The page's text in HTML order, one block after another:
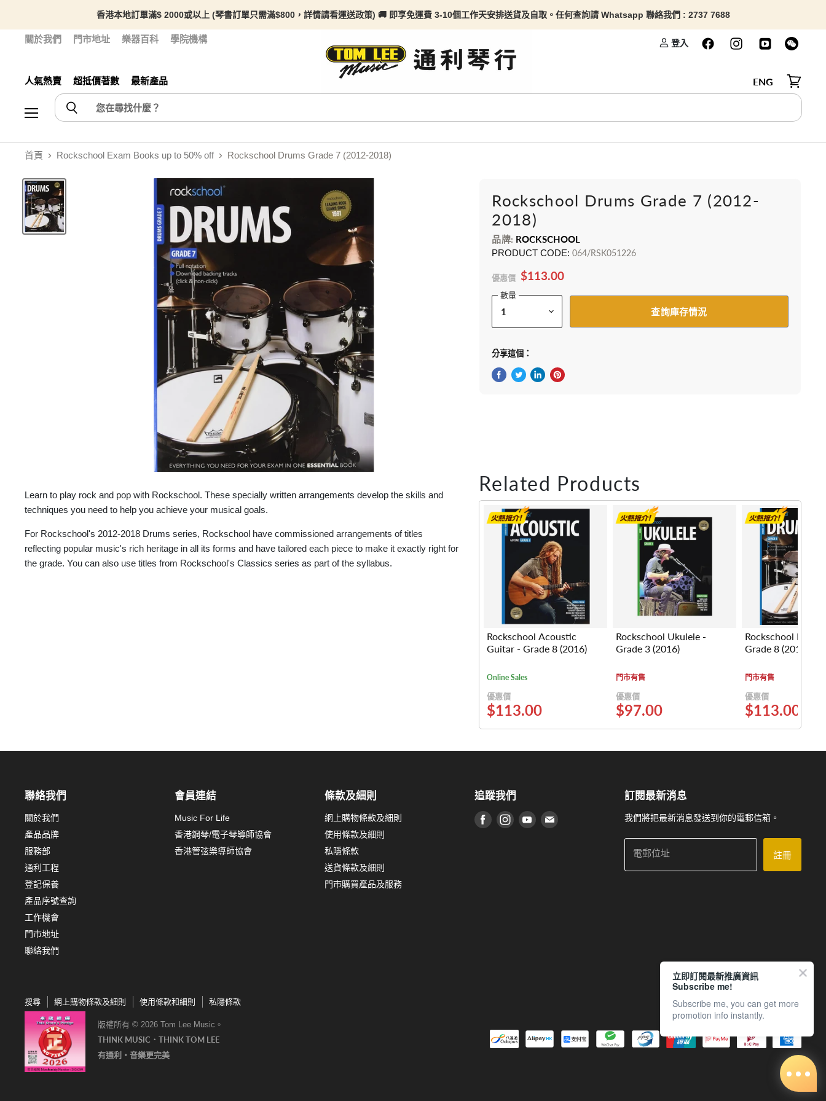
香港本地訂單滿$ 2000或以上 (琴書訂單只需滿$800，詳情請看運送政策) 🚚 即享免運費 3-10個工作天安排送貨及自取。任何查詢請 Whatsapp 聯絡我們 : 2737 7688
關於我們 門市地址 樂器百科 學院機構
人氣熱賣 超抵價著數 最新產品
登入
ENG
檢視購
首頁 Rockschool Exam Books up to 50% off Rockschool Drums Grade 7 (2012-2018)
Rockschool Drums Grade 7 (2012-
2018)
品牌: ROCKSCHOOL
PRODUCT CODE:064/RSK051226
優惠價 $113.00
數量
查詢庫存情況
分享這個：
Learn to play rock and pop with Rockschool. These specially written arrangements develop the skills and
techniques you need to help you achieve your musical goals.
For Rockschool's 2012-2018 Drums series, Rockschool have commissioned arrangements of titles
reflecting popular music's rich heritage in all its forms and have tailored each piece to make it exactly right for
the grade. You can also use titles from Rockschool's Classics series as part of the syllabus.
Related Products
Rockschool Acoustic
Guitar - Grade 8 (2016)
Online Sales
優惠價
$113.00
Rockschool Ukulele -
Grade 3 (2016)
門市有售
優惠價
$97.00
Rockschool Drums
Grade 8 (2012-
門市有售
優惠價
$113.00
聯絡我們
關於我們
產品品牌
服務部
通利工程
登記保養
產品序號查詢
工作機會
門市地址
聯絡我們
會員連結
Music For Life
香港鋼琴/電子琴導師協會
香港管弦樂導師協會
條款及細則
網上購物條款及細則
使用條款及細則
私隱條款
送貨條款及細則
門市購買產品及服務
追蹤我們
在 Facebook 上找到我們
在 Instagram 上找到我們
在 Youtube 上找到我們
在 電子郵件 上找到我們
訂閱最新消息
我們將把最新消息發送到你的電郵信箱。
電郵位址 註冊
搜尋 網上購物條款及細則 使用條款和細則 私隱條款
版權所有 © 2026 Tom Lee Music。
THINK MUSIC．THINK TOM LEE
有通利‧音樂更完美
立即訂閱最新推廣資訊
Subscribe me!
Subscribe me, you can get more
promotion info instantly.